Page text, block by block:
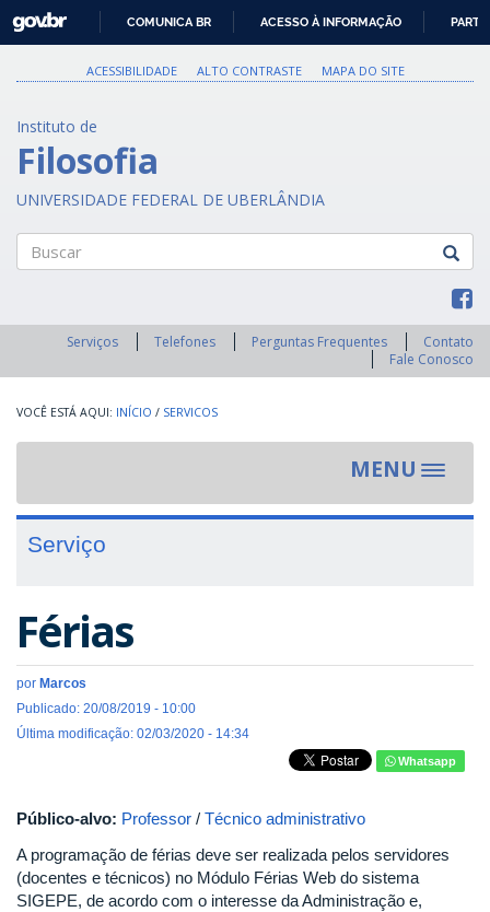
PARA
O
GOVBR
COMUNICA BR ACESSO À INFORMAÇÃO
ACESSIBILIDADE ALTO CONTRASTE MAPA DO SITE
Instituto de
Filosofia
UNIVERSIDADE FEDERAL DE UBERLÂNDIA
Serviços Telefones Perguntas Frequentes
Contato
Fale Conosco
INÍCIO / SERVICOS
MENU
Toggle
Serviço
Férias
por Marcos
Publicado: 20/08/2019 - 10:00
Última modificação: 02/03/2020 - 14:34
Whatsapp
Público-alvo: Professor / Técnico administrativo
A programação de férias deve ser realizada pelos servidores
(docentes e técnicos) no Módulo Férias Web do sistema
SIGEPE, de acordo com o interesse da Administração e,